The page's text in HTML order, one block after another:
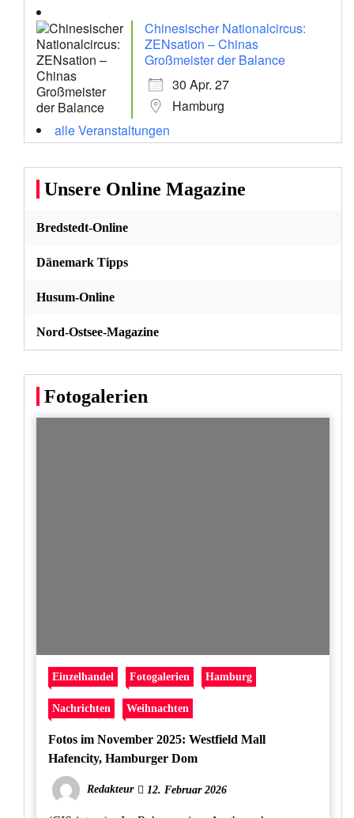
Chinesischer Nationalcircus:
ZENsation – Chinas
Großmeister der Balance
30 Apr. 27
Hamburg
alle Veranstaltungen
Unsere Online Magazine
Bredstedt-Online
Dänemark Tipps
Husum-Online
Nord-Ostsee-Magazine
Fotogalerien
Einzelhandel Fotogalerien Hamburg
Nachrichten Weihnachten
Fotos im November 2025: Westfield Mall
Hafencity, Hamburger Dom
Redakteur 12. Februar 2026